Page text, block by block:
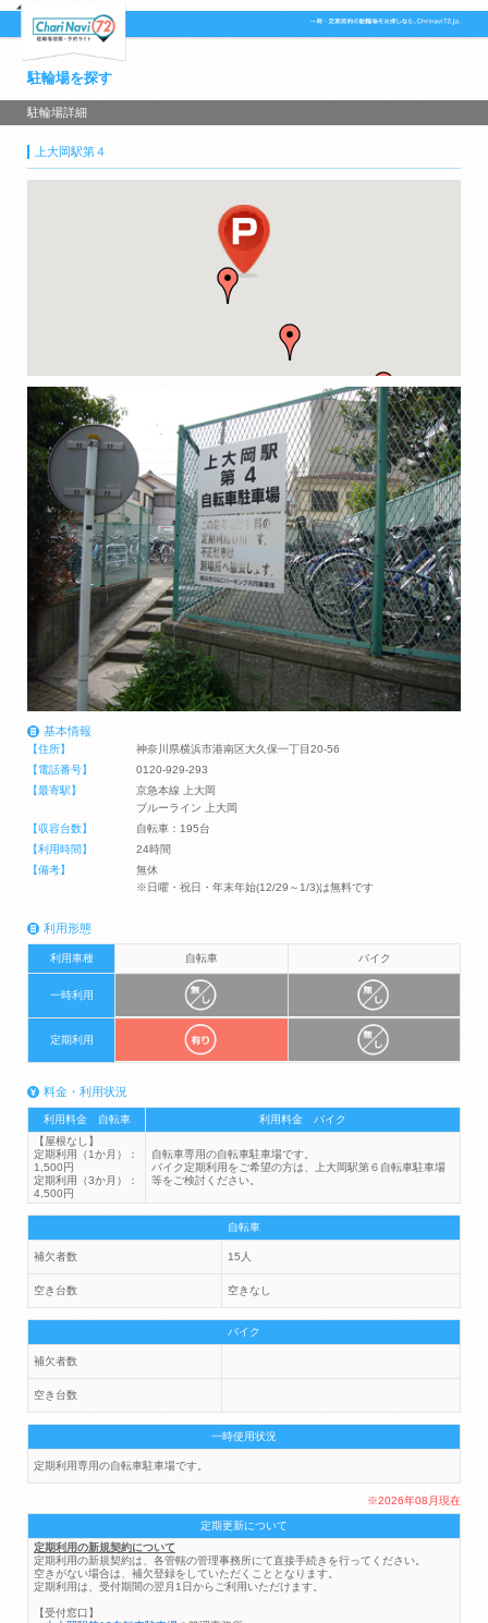
駐輪場を探す
駐輪場詳細
上大岡駅第４
基本情報
【住所】
神奈川県横浜市港南区大久保一丁目20-56
【電話番号】
0120-929-293
【最寄駅】
京急本線 上大岡
ブルーライン 上大岡
【収容台数】
自転車：195台
【利用時間】
24時間
【備考】
無休
※日曜・祝日・年末年始(12/29～1/3)は無料です
利用形態
利用車種 自転車 バイク
一時利用
定期利用
料金・利用状況
利用料金 自転車
利用料金 バイク
【屋根なし】
定期利用（1か月）：
1,500円
定期利用（3か月）：
4,500円
自転車専用の自転車駐車場です。
バイク定期利用をご希望の方は、上大岡駅第６自転車駐車場
等をご検討ください。
自転車
補欠者数 15人
空き台数 空きなし
バイク
補欠者数
空き台数
一時使用状況
定期利用専用の自転車駐車場です。
※2026年08月現在
定期更新について
定期利用の新規契約について
定期利用の新規契約は、各管轄の管理事務所にて直接手続きを行ってください。
空きがない場合は、補欠登録をしていただくこととなります。
定期利用は、受付期間の翌月1日からご利用いただけます。
【受付窓口】